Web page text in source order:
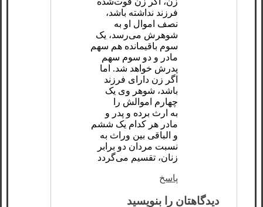
فرزند نداشته باشد،
نصف اموال او به
شوهرش می‌رسد، یک
سوم باقیمانده هم سهم
مادر و دو سوم سهم
پدرش خواهد شد. اما
اگر زن دارای فرزند
باشد، شوهر وی یک
‌چهارم اموالش را
به ارث برده و پدر و
مادر هر کدام یک ششم
و الباقی بین وراث به
نسبت مردان دو برابر
زنان، تقسیم می‌گردد
پاسخ
دیدگاهتان را بنویسید